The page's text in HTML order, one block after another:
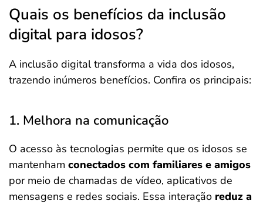
Quais os benefícios da inclusão
digital para idosos?
A inclusão digital transforma a vida dos idosos,
trazendo inúmeros benefícios. Confira os principais:
1. Melhora na comunicação
O acesso às tecnologias permite que os idosos se
mantenham conectados com familiares e amigos
por meio de chamadas de vídeo, aplicativos de
mensagens e redes sociais. Essa interação reduz a